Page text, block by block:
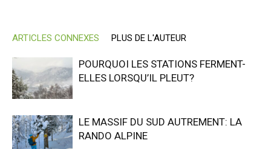
ARTICLES CONNEXES PLUS DE L'AUTEUR
POURQUOI LES STATIONS FERMENT-
ELLES LORSQU’IL PLEUT?
LE MASSIF DU SUD AUTREMENT: LA
RANDO ALPINE